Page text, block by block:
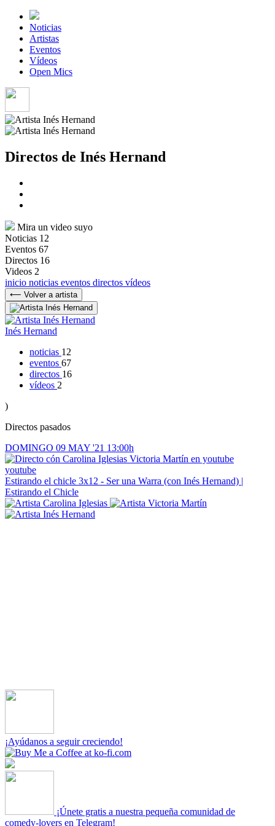
Noticias
Artistas
Eventos
Vídeos
Open Mics
Directos de Inés Hernand
Mira un video suyo
Noticias 12
Eventos 67
Directos 16
Videos 2
inicio noticias eventos directos vídeos
⟵ Volver a artista
Inés Hernand
noticias 12
eventos 67
directos 16
vídeos 2
)
Directos pasados
DOMINGO 09 MAY '21 13:00h
youtube
Estirando el chicle 3x12 - Ser una Warra (con Inés Hernand) |
Estirando el Chicle
¡Ayúdanos a seguir creciendo!
¡Únete gratis a nuestra pequeña comunidad de
comedy-lovers en Telegram!